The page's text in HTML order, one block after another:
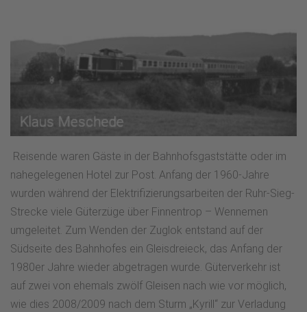
Reisende waren Gäste in der Bahnhofsgaststätte oder im
nahegelegenen Hotel zur Post. Anfang der 1960-Jahre
wurden während der Elektrifizierungsarbeiten der Ruhr-Sieg-
Strecke viele Güterzüge über Finnentrop – Wennemen
umgeleitet. Zum Wenden der Zuglok entstand auf der
Südseite des Bahnhofes ein Gleisdreieck, das Anfang der
1980er Jahre wieder abgetragen wurde. Güterverkehr ist
auf zwei von ehemals zwölf Gleisen nach wie vor möglich,
wie dies 2008/2009 nach dem Sturm „Kyrill“ zur Verladung